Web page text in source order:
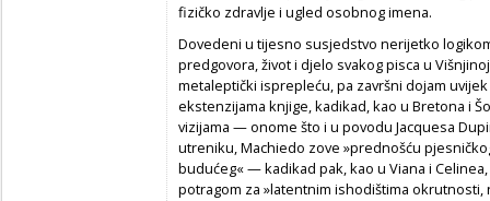
fizičko zdravlje i ugled osobnog imena.
Dovedeni u tijesno susjedstvo nerijetko
predgovora, život i djelo svakog pisca u
metaleptički isprepleću, pa završni dojam
ekstenzijama knjige, kadikad, kao u Bretona i
vizijama — onome što i u povodu Jacquesa
utreniku, Machiedo zove »prednošću
budućeg« — kadikad pak, kao u Viana i
potragom za »latentnim ishodištima okrutnosti,